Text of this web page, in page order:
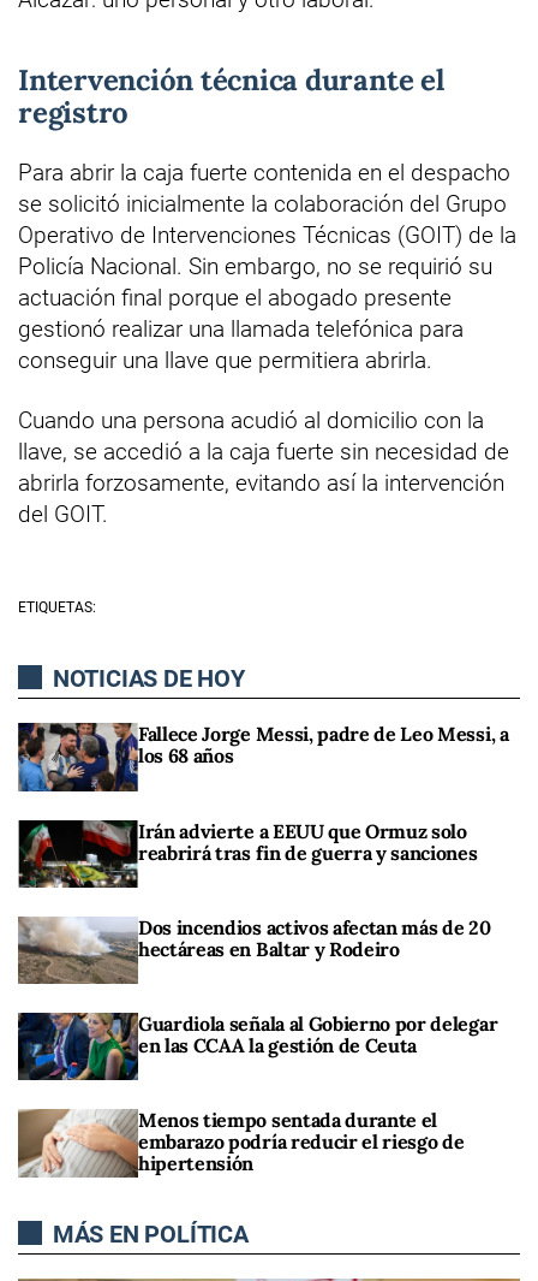
Intervención técnica durante el
registro
Para abrir la caja fuerte contenida en el despacho
se solicitó inicialmente la colaboración del Grupo
Operativo de Intervenciones Técnicas (GOIT) de la
Policía Nacional. Sin embargo, no se requirió su
actuación final porque el abogado presente
gestionó realizar una llamada telefónica para
conseguir una llave que permitiera abrirla.
Cuando una persona acudió al domicilio con la
llave, se accedió a la caja fuerte sin necesidad de
abrirla forzosamente, evitando así la intervención
del GOIT.
ETIQUETAS:
NOTICIAS DE HOY
Fallece Jorge Messi, padre de Leo Messi, a
los 68 años
Irán advierte a EEUU que Ormuz solo
reabrirá tras fin de guerra y sanciones
Dos incendios activos afectan más de 20
hectáreas en Baltar y Rodeiro
Guardiola señala al Gobierno por delegar
en las CCAA la gestión de Ceuta
Menos tiempo sentada durante el
embarazo podría reducir el riesgo de
hipertensión
MÁS EN POLÍTICA